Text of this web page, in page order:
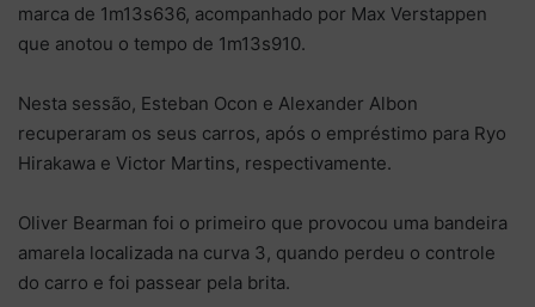
marca de 1m13s636, acompanhado por Max Verstappen
que anotou o tempo de 1m13s910.
Nesta sessão, Esteban Ocon e Alexander Albon
recuperaram os seus carros, após o empréstimo para Ryo
Hirakawa e Victor Martins, respectivamente.
Oliver Bearman foi o primeiro que provocou uma bandeira
amarela localizada na curva 3, quando perdeu o controle
do carro e foi passear pela brita.